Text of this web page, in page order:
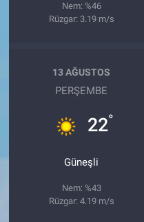
Nem: %46
Rüzgar: 3.19 m/s
13 AĞUSTOS
PERŞEMBE
22°
Güneşli
Nem: %43
Rüzgar: 4.19 m/s